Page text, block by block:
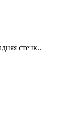
стенк..